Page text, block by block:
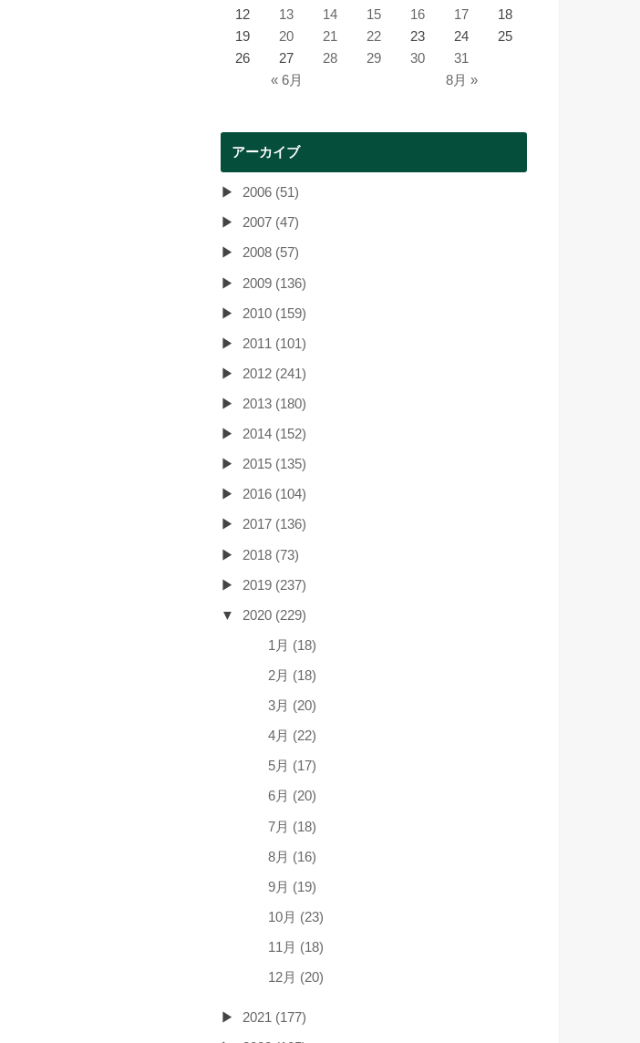
« 6月 8月 »
12
13 14 15 16 17
18
19
20 21 22 23 24
25
26
27 28 29 30 31
アーカイブ
2006 (51)
2007 (47)
2008 (57)
2009 (136)
2010 (159)
2011 (101)
2012 (241)
2013 (180)
2014 (152)
2015 (135)
2016 (104)
2017 (136)
2018 (73)
2019 (237)
2020 (229)
1月 (18)
2月 (18)
3月 (20)
4月 (22)
5月 (17)
6月 (20)
7月 (18)
8月 (16)
9月 (19)
10月 (23)
11月 (18)
12月 (20)
2021 (177)